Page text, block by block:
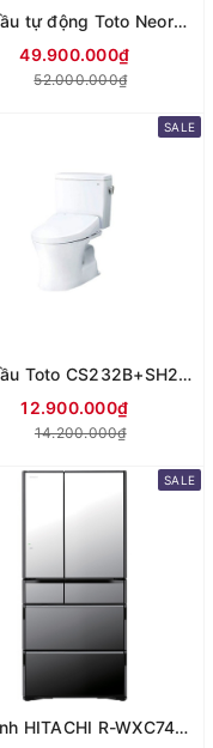
Bồn cầu tự động Toto Neorest CES9575
49.900.000₫
52.000.000₫
SALE
Bồn cầu Toto CS232B+SH232BA
12.900.000₫
14.200.000₫
SALE
Tủ Lạnh HITACHI R-WXC74V Model Mới Nhất 2024